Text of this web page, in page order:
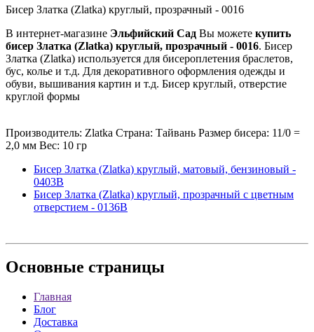
Бисер Златка (Zlatka) круглый, прозрачный - 0016
В интернет-магазине Эльфийский Сад Вы можете купить
бисер Златка (Zlatka) круглый, прозрачный - 0016. Бисер
Златка (Zlatka) используется для бисероплетения браслетов,
бус, колье и т.д. Для декоративного оформления одежды и
обуви, вышивания картин и т.д. Бисер круглый, отверстие
круглой формы
Производитель: Zlatka Страна: Тайвань Размер бисера: 11/0 =
2,0 мм Вес: 10 гр
Бисер Златка (Zlatka) круглый, матовый, бензиновый -
0403B
Бисер Златка (Zlatka) круглый, прозрачный с цветным
отверстием - 0136B
Основные страницы
Главная
Блог
Доставка